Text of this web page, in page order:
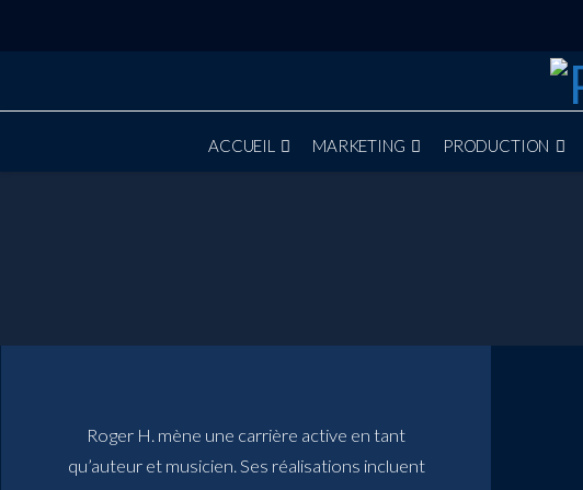
ACCUEIL MARKETING PRODUCTION
Roger H. mène une carrière active en tant
qu’auteur et musicien. Ses réalisations incluent